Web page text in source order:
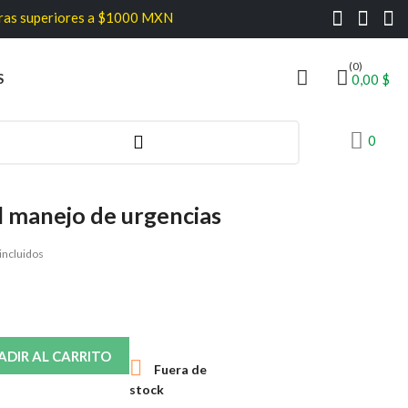
a $1000 MXN
0,00 $
(0)
0
manejo de urgencias
AL CARRITO 
Fuera de
stock